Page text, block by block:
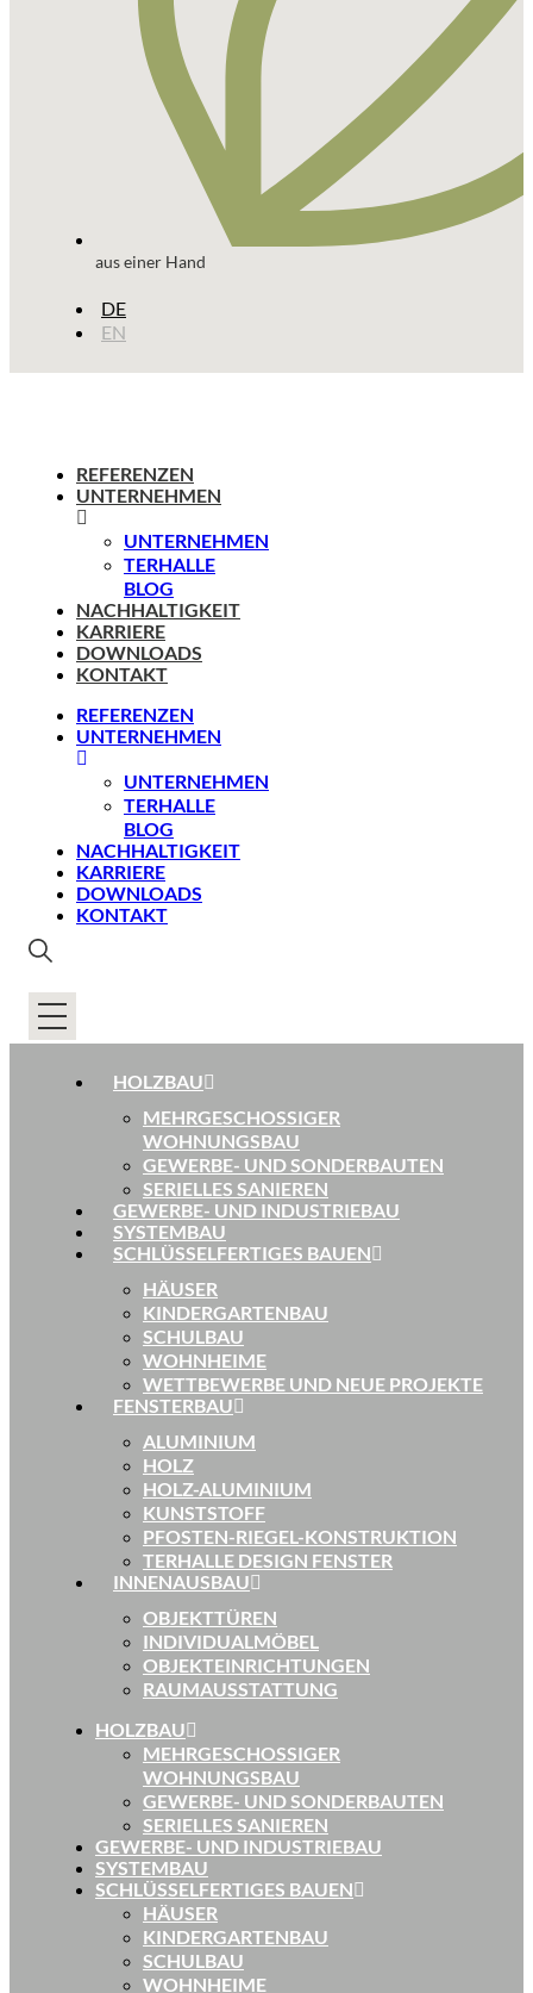
aus einer Hand
DE
EN
REFERENZEN
UNTERNEHMEN
UNTERNEHMEN
TERHALLE
BLOG
NACHHALTIGKEIT
KARRIERE
DOWNLOADS
KONTAKT
REFERENZEN
UNTERNEHMEN
UNTERNEHMEN
TERHALLE
BLOG
NACHHALTIGKEIT
KARRIERE
DOWNLOADS
KONTAKT
HOLZBAU
MEHRGESCHOSSIGER
WOHNUNGSBAU
GEWERBE- UND SONDERBAUTEN
SERIELLES SANIEREN
GEWERBE- UND INDUSTRIEBAU
SYSTEMBAU
SCHLÜSSELFERTIGES BAUEN
HÄUSER
KINDERGARTENBAU
SCHULBAU
WOHNHEIME
WETTBEWERBE UND NEUE PROJEKTE
FENSTERBAU
ALUMINIUM
HOLZ
HOLZ-ALUMINIUM
KUNSTSTOFF
PFOSTEN-RIEGEL-KONSTRUKTION
TERHALLE DESIGN FENSTER
INNENAUSBAU
OBJEKTTÜREN
INDIVIDUALMÖBEL
OBJEKTEINRICHTUNGEN
RAUMAUSSTATTUNG
HOLZBAU
MEHRGESCHOSSIGER
WOHNUNGSBAU
GEWERBE- UND SONDERBAUTEN
SERIELLES SANIEREN
GEWERBE- UND INDUSTRIEBAU
SYSTEMBAU
SCHLÜSSELFERTIGES BAUEN
HÄUSER
KINDERGARTENBAU
SCHULBAU
WOHNHEIME